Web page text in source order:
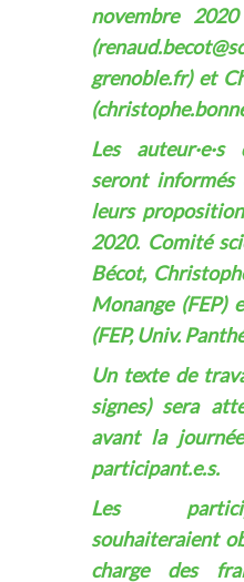
novembre
grenoble.fr) et
Les
seront
leurs
2020. Comité
Bécot,
Monange (FEP)
(FEP, Univ.
Un texte de
signes) sera
avant la
participant.e.s.
Les
souhaiteraient
charge des